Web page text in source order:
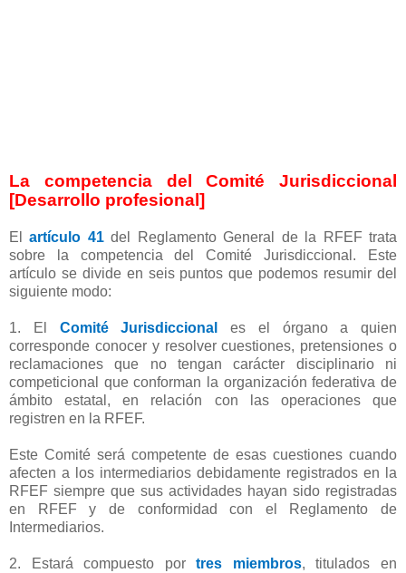
La competencia del Comité Jurisdiccional
[Desarrollo profesional]
Elartículo 41del Reglamento General de la RFEF trata
sobre la competencia del Comité Jurisdiccional. Este
artículo se divide en seis puntos que podemos resumir del
siguiente modo:
1. El Comité Jurisdiccional
es el órgano a quien
corresponde conocer y resolver cuestiones, pretensiones o
reclamaciones que no tengan carácter disciplinario ni
competicional que conforman la organización federativa de
ámbito estatal, en relación con las operaciones que
registren en la RFEF.
Este Comité será competente de esas cuestiones cuando
afecten a los intermediarios debidamente registrados en la
RFEF siempre que sus actividades hayan sido registradas
en RFEF y de conformidad con el Reglamento de
Intermediarios.
2. Estará compuesto portres miembros, titulados en